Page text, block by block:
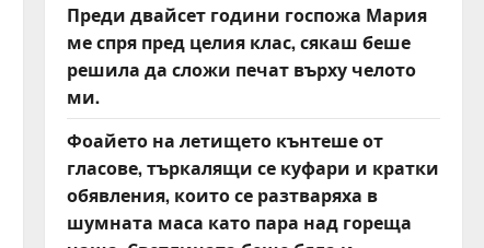
Преди двайсет години госпожа Мария
ме спря пред целия клас, сякаш беше
решила да сложи печат върху челото
ми.
Фоайето на летището кънтеше от
гласове, търкалящи се куфари и кратки
обявления, които се разтваряха в
шумната маса като пара над гореща